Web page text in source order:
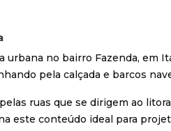
no bairro Fazenda, em
pela calçada e barcos
ruas que se dirigem ao
este conteúdo ideal para